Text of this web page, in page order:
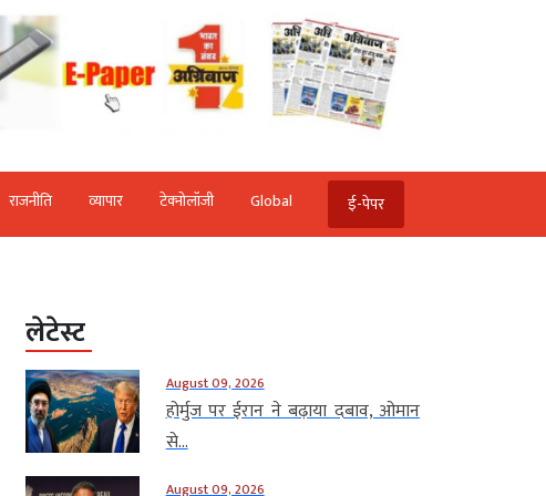
राजनीति व्‍यापार टेक्‍नोलॉजी Global ई-पेपर
लेटेस्ट
August 09, 2026
होर्मुज पर ईरान ने बढ़ाया दबाव, ओमान
से...
August 09, 2026